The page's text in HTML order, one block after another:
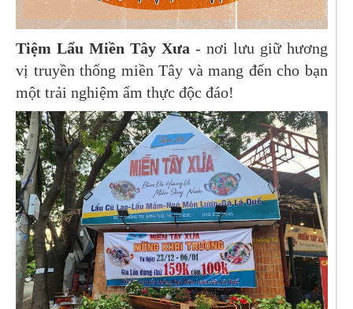
Tiệm Lẩu Miền Tây Xưa - nơi lưu giữ hương
vị truyền thống miền Tây và mang đến cho bạn
một trải nghiệm ẩm thực độc đáo!